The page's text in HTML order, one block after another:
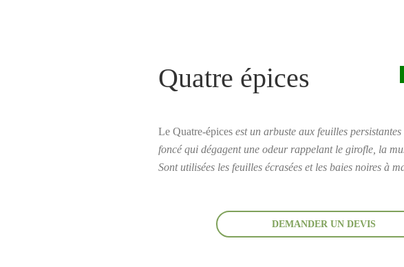
Quatre épices
Le Quatre-épicesest un arbuste aux feuilles
foncé qui dégagent une odeur rappelant le girofle, la
Sont utilisées les feuilles écrasées et les baies noires à
DEMANDER UN DEVIS